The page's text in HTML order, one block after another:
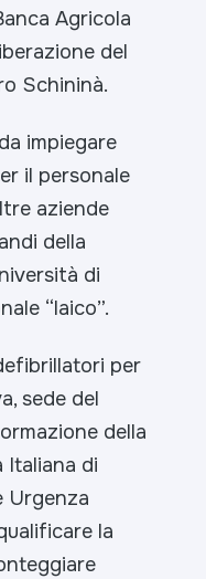
Agricola
del
Schininà.
impiegare
il personale
aziende
della
di
“laico”.
per
sede del
della
Italiana di
Urgenza
la